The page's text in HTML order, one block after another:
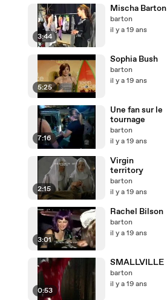
3:44
Mischa Barton
barton
il y a 19 ans
5:25
Sophia Bush
barton
il y a 19 ans
7:16
Une fan sur le
tournage
barton
il y a 19 ans
2:15
Virgin
territory
barton
il y a 19 ans
3:01
Rachel Bilson
barton
il y a 19 ans
0:53
SMALLVILLE
barton
il y a 19 ans